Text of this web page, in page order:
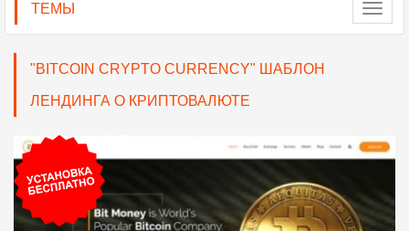
ТЕМЫ
"BITCOIN CRYPTO CURRENCY" ШАБЛОН
ЛЕНДИНГА О КРИПТОВАЛЮТЕ